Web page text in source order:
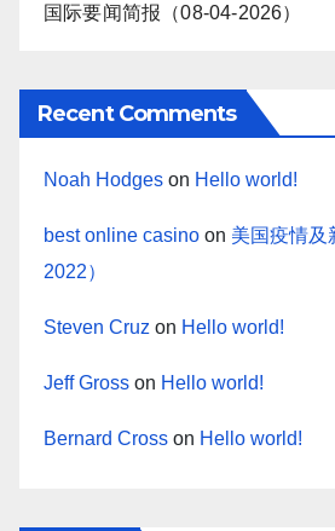
国际要闻简报（08-04-2026）
Recent Comments
Noah Hodges on Hello world!
best online casino on 美国疫情及
2022）
Steven Cruz on Hello world!
Jeff Gross on Hello world!
Bernard Cross on Hello world!